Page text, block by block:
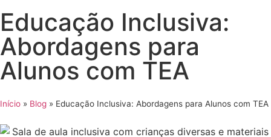
Educação Inclusiva:
Abordagens para
Alunos com TEA
Início » Blog » Educação Inclusiva: Abordagens para Alunos com TEA